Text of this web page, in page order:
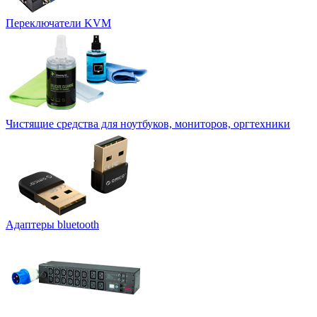
Переключатели KVM
Чистящие средства для ноутбуков, мониторов, оргтехники
Адаптеры bluetooth